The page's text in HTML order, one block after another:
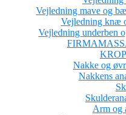
Vejledning mave og
Vejledning knæ
Vejledning underben
Nakke og
Nakkens
Arm og